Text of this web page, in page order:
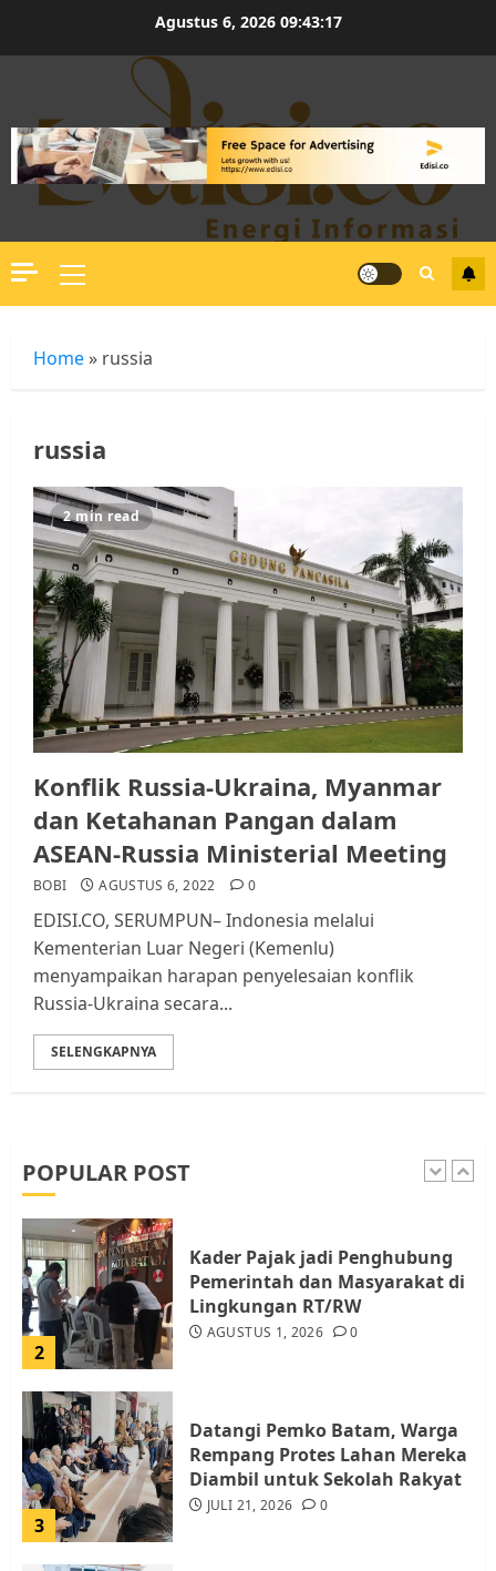
Agustus 6, 2026 09:43:18
Primary
Menu
Home » russia
russia
2 min read
Konflik Russia-Ukraina, Myanmar
dan Ketahanan Pangan dalam
ASEAN-Russia Ministerial Meeting
BOBI AGUSTUS 6, 2022 0
EDISI.CO, SERUMPUN– Indonesia melalui
Kementerian Luar Negeri (Kemenlu)
menyampaikan harapan penyelesaian konflik
Russia-Ukraina secara...
SELENGKAPNYA
POPULAR POST
3
Datangi Pemko Batam, Warga
Rempang Protes Lahan Mereka
Diambil untuk Sekolah Rakyat
JULI 21, 2026
4
Warga Rempang Ajukan
Audiensi dengan Wali Kota
Batam, Soroti Aktivitas yang
Resahkan Warga
JULI 17, 2026 0
5
Tim Advokasi Desak BP Batam
Berhenti Merampas Tanah
Warga Rempang
JULI 15, 2026 0
1
2
Kader Pajak jadi Penghubung
Pemerintah dan Masyarakat di
Lingkungan RT/RW
AGUSTUS 1, 2026 0
3
Datangi Pemko Batam, Warga
Rempang Protes Lahan Mereka
Diambil untuk Sekolah Rakyat
JULI 21, 2026 0